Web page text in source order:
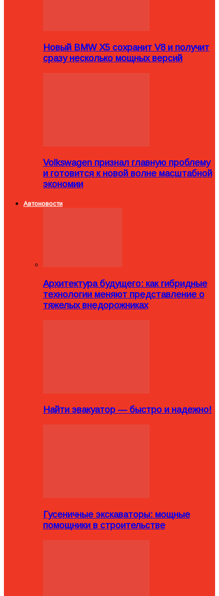
Новый BMW X5 сохранит V8 и получит
сразу несколько мощных версий
Volkswagen признал главную проблему
и готовится к новой волне масштабной
экономии
Автоновости
Архитектура будущего: как гибридные
технологии меняют представление о
тяжелых внедорожниках
Найти эвакуатор — быстро и надежно!
Гусеничные экскаваторы: мощные
помощники в строительстве